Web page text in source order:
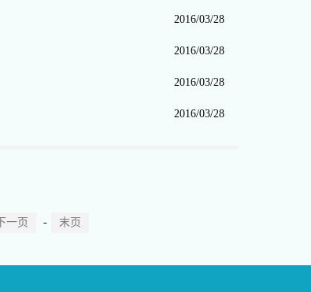
2016/03/28
2016/03/28
2016/03/28
2016/03/28
下一页 - 末页